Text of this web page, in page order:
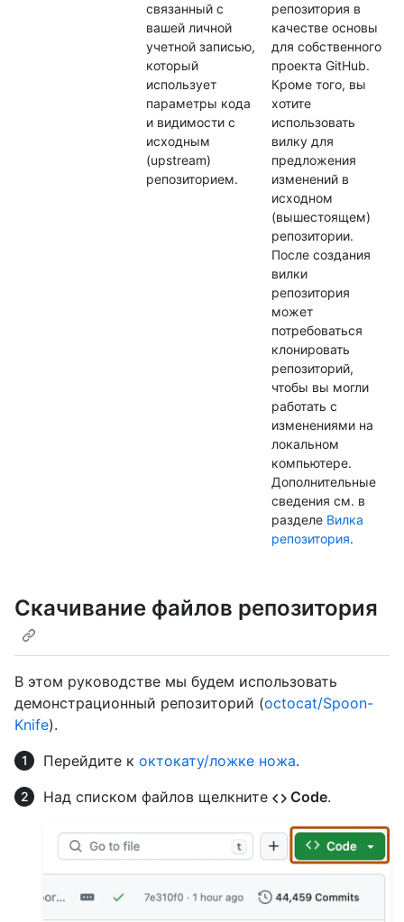
связанный с
вашей личной
учетной записью,
который
использует
параметры кода
и видимости с
исходным
(upstream)
репозиторием.
репозитория в
качестве основы
для собственного
проекта GitHub.
Кроме того, вы
хотите
использовать
вилку для
предложения
изменений в
исходном
(вышестоящем)
репозитории.
После создания
вилки
репозитория
может
потребоваться
клонировать
репозиторий,
чтобы вы могли
работать с
изменениями на
локальном
компьютере.
Дополнительные
сведения см. в
разделе Вилка
репозитория.
Скачивание файлов репозитория
В этом руководстве мы будем использовать
демонстрационный репозиторий (octocat/Spoon-
Knife).
Перейдите к октокату/ложке ножа.
Над списком файлов щелкните
Code.